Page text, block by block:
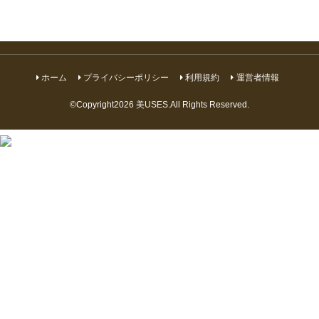
ホーム プライバシーポリシー 利用規約 運営者情報
©Copyright2026 美USES .All Rights Reserved.